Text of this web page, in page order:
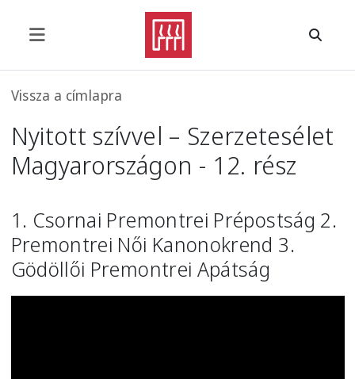
Morzsa
Vissza a címlapra
Nyitott szívvel – Szerzetesélet
Magyarországon - 12. rész
1. Csornai Premontrei Prépostság 2.
Premontrei Női Kanonokrend 3.
Gödöllői Premontrei Apátság